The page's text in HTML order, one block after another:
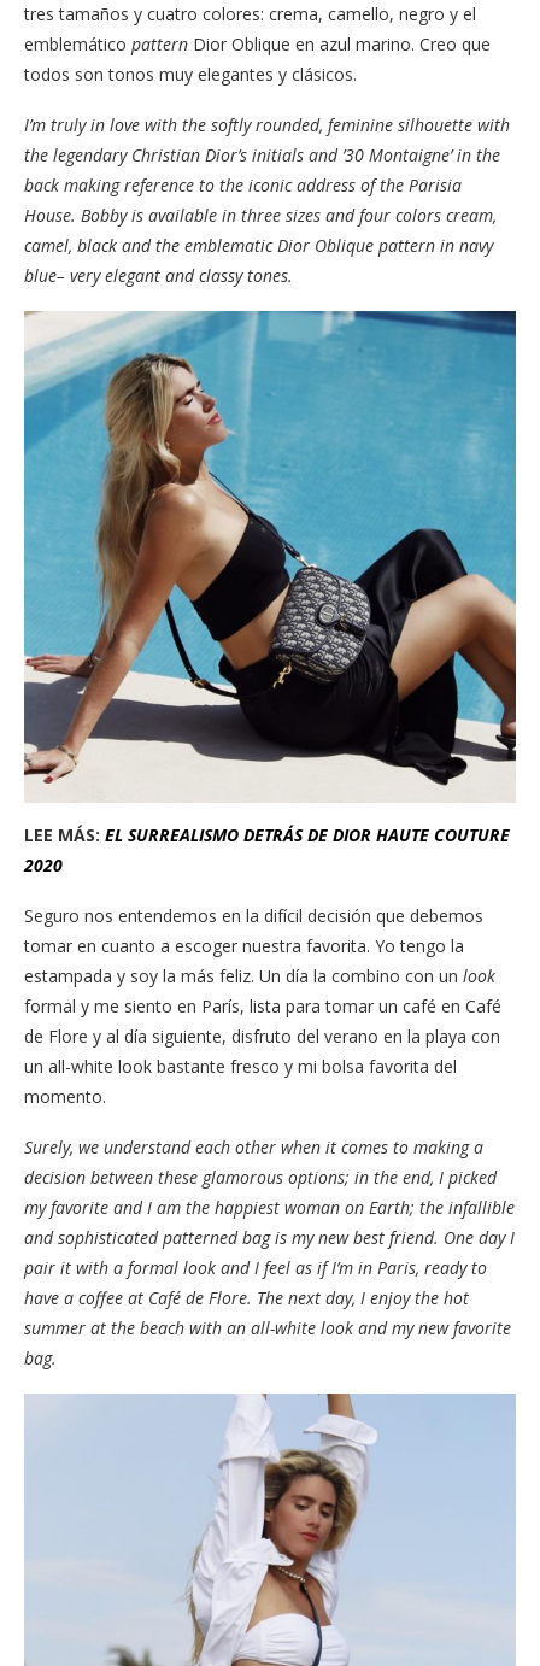
tres tamaños y cuatro colores: crema, camello, negro y el
emblemático pattern Dior Oblique en azul marino. Creo que
todos son tonos muy elegantes y clásicos.
I’m truly in love with the softly rounded, feminine silhouette with
the legendary Christian Dior’s initials and ’30 Montaigne’ in the
back making reference to the iconic address of the Parisia
House. Bobby is available in three sizes and four colors cream,
camel, black and the emblematic Dior Oblique pattern in navy
blue– very elegant and classy tones.
LEE MÁS: EL SURREALISMO DETRÁS DE DIOR HAUTE COUTURE
2020
Seguro nos entendemos en la difícil decisión que debemos
tomar en cuanto a escoger nuestra favorita. Yo tengo la
estampada y soy la más feliz. Un día la combino con un look
formal y me siento en París, lista para tomar un café en Café
de Flore y al día siguiente, disfruto del verano en la playa con
un all-white look bastante fresco y mi bolsa favorita del
momento.
Surely, we understand each other when it comes to making a
decision between these glamorous options; in the end, I picked
my favorite and I am the happiest woman on Earth; the infallible
and sophisticated patterned bag is my new best friend. One day I
pair it with a formal look and I feel as if I’m in Paris, ready to
have a coffee at Café de Flore. The next day, I enjoy the hot
summer at the beach with an all-white look and my new favorite
bag.